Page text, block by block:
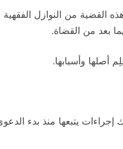
القضية من النوازل
بعد من القضاة.
أصلها وأسبابها.
يتبعها منذ بدء